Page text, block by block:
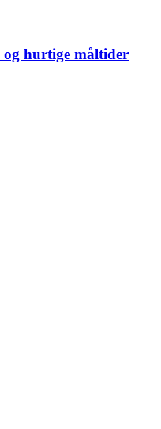
hurtige måltider